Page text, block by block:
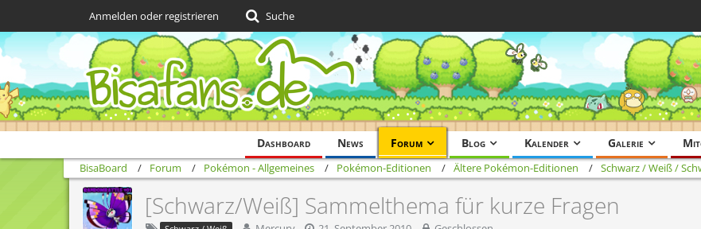
Dashboard News Forum Blog Kalender Galerie
Anmelden oder registrieren Suche
BisaBoard Forum Pokémon - Allgemeines Pokémon-Editionen Ältere Pokémon-Editionen Schwarz / Weiß /
[Schwarz/Weiß] Sammelthema für kurze Fragen